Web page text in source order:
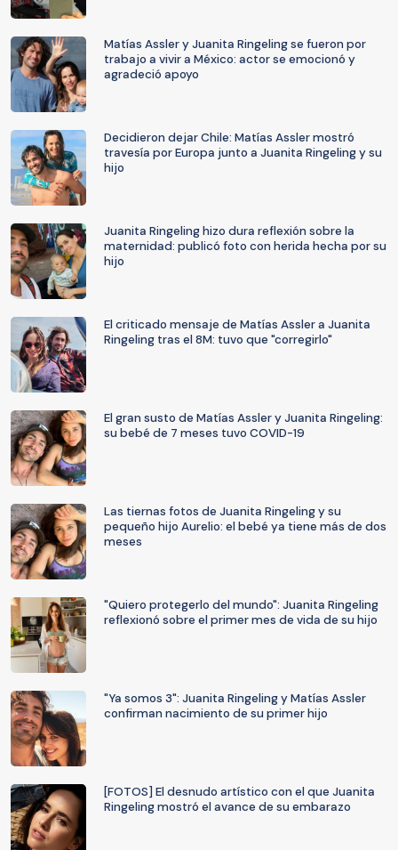
Matías Assler y Juanita Ringeling se fueron por
trabajo a vivir a México: actor se emocionó y
agradeció apoyo
Decidieron dejar Chile: Matías Assler mostró
travesía por Europa junto a Juanita Ringeling y su
hijo
Juanita Ringeling hizo dura reflexión sobre la
maternidad: publicó foto con herida hecha por su
hijo
El criticado mensaje de Matías Assler a Juanita
Ringeling tras el 8M: tuvo que "corregirlo"
El gran susto de Matías Assler y Juanita Ringeling:
su bebé de 7 meses tuvo COVID-19
Las tiernas fotos de Juanita Ringeling y su
pequeño hijo Aurelio: el bebé ya tiene más de dos
meses
"Quiero protegerlo del mundo": Juanita Ringeling
reflexionó sobre el primer mes de vida de su hijo
"Ya somos 3": Juanita Ringeling y Matías Assler
confirman nacimiento de su primer hijo
[FOTOS] El desnudo artístico con el que Juanita
Ringeling mostró el avance de su embarazo